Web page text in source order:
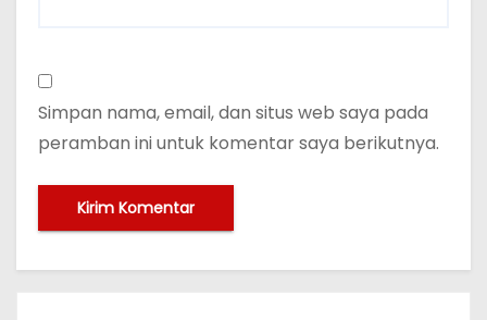
Simpan nama, email, dan situs web saya pada
peramban ini untuk komentar saya berikutnya.